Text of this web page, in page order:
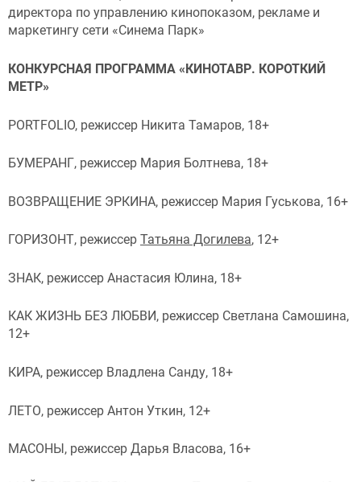
директора по управлению кинопоказом, рекламе и
маркетингу сети «Синема Парк»
КОНКУРСНАЯ ПРОГРАММА «КИНОТАВР. КОРОТКИЙ
МЕТР»
PORTFOLIO, режиссер Никита Тамаров, 18+
БУМЕРАНГ, режиссер Мария Болтнева, 18+
ВОЗВРАЩЕНИЕ ЭРКИНА, режиссер Мария Гуськова, 16+
ГОРИЗОНТ, режиссер Татьяна Догилева, 12+
ЗНАК, режиссер Анастасия Юлина, 18+
КАК ЖИЗНЬ БЕЗ ЛЮБВИ, режиссер Светлана Самошина,
12+
КИРА, режиссер Владлена Санду, 18+
ЛЕТО, режиссер Антон Уткин, 12+
МАСОНЫ, режиссер Дарья Власова, 16+